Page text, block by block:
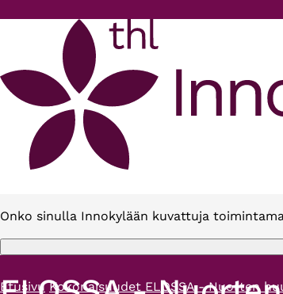
Onko sinulla Innokylään kuvattuja
Etusivu Kokonaisuudet ELOSSA - Nuorten